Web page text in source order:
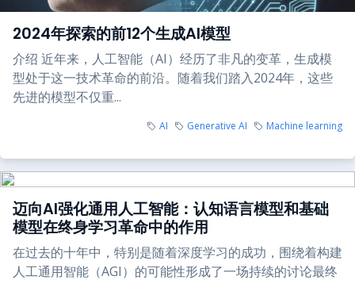
2024年探索的前12个生成AI模型
介绍 近年来，人工智能（AI）经历了非凡的变革，生成模
型处于这一技术革命的前沿。随着我们踏入2024年，这些
先进的模型不仅重...
AI Generative AI Machine learning
迈向AI强化通用人工智能：认知语言模型和基础
模型在终身学习革命中的作用
在过去的十年中，特别是随着深度学习的成功，围绕着构建
人工通用智能（AGI）的可能性形成了一场持续的讨论最终